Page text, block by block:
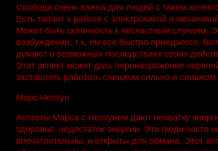
Свобода очень важна для людей с таким
Есть талант к работе с электроникой и
Может быть склонность к несчастным
возбуждении, т.к. им все быстро приедается.
думают о возможных последствиях своих
Этот аспект может дать перенапряжение
заставлять работать слишком сильно и
Марс/Нептун
Аспекты Марса с Нептуном дают нехватку
здоровье, недостаток энергии. Эти люди
впечатлительны, и открыты для обмана. Этот